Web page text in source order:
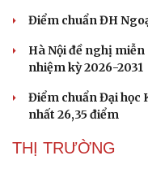
Điểm chuẩn ĐH
Hà Nội đề nghị miễn
nhiệm kỳ 2026-2031
Điểm chuẩn Đại học
nhất 26,35 điểm
THỊ TRƯỜNG